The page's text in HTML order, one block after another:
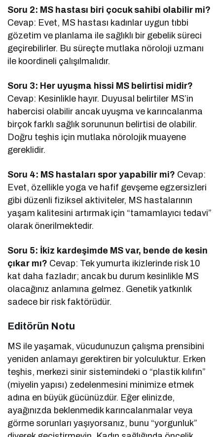
Soru 2: MS hastası biri çocuk sahibi olabilir mi?
Cevap: Evet, MS hastası kadınlar uygun tıbbi
gözetim ve planlama ile sağlıklı bir gebelik süreci
geçirebilirler. Bu süreçte mutlaka nöroloji uzmanı
ile koordineli çalışılmalıdır.
Soru 3: Her uyuşma hissi MS belirtisi midir?
Cevap: Kesinlikle hayır. Duyusal belirtiler MS’in
habercisi olabilir ancak uyuşma ve karıncalanma
birçok farklı sağlık sorununun belirtisi de olabilir.
Doğru teşhis için mutlaka nörolojik muayene
gereklidir.
Soru 4: MS hastaları spor yapabilir mi? Cevap:
Evet, özellikle yoga ve hafif gevşeme egzersizleri
gibi düzenli fiziksel aktiviteler, MS hastalarının
yaşam kalitesini artırmak için “tamamlayıcı tedavi”
olarak önerilmektedir.
Soru 5: İkiz kardeşimde MS var, bende de kesin
çıkar mı? Cevap: Tek yumurta ikizlerinde risk 10
kat daha fazladır; ancak bu durum kesinlikle MS
olacağınız anlamına gelmez. Genetik yatkınlık
sadece bir risk faktörüdür.
Editörün Notu
MS ile yaşamak, vücudunuzun çalışma prensibini
yeniden anlamayı gerektiren bir yolculuktur. Erken
teşhis, merkezi sinir sistemindeki o “plastik kılıfın”
(miyelin yapısı) zedelenmesini minimize etmek
adına en büyük gücünüzdür. Eğer elinizde,
ayağınızda beklenmedik karıncalanmalar veya
görme sorunları yaşıyorsanız, bunu “yorgunluk”